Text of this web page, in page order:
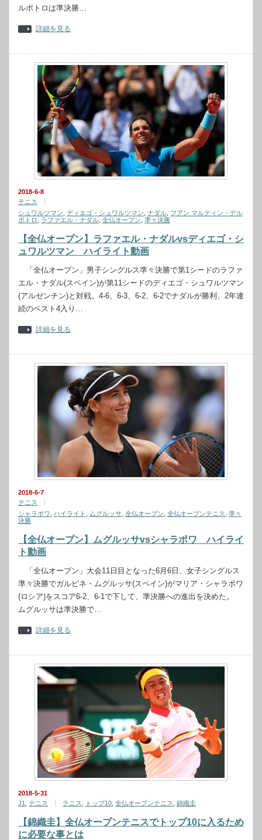
ルポトロは準決勝…
詳細を見る
2018-6-8
テニス
シュワルツマン ディエゴ・シュワルツマン ナダル フアン マルティン・デル
ポトロ
ラファエル・ナダル 全仏オープン 準々決勝
【全仏オープン】ラファエル・ナダルvsディエゴ・シ
ュワルツマン ハイライト動画
「全仏オープン」男子シングルス準々決勝で第1シードのラファ
エル・ナダル(スペイン)が第11シードのディエゴ・シュワルツマン
(アルゼンチン)と対戦。4-6、6-3、6-2、6-2でナダルが勝利、2年連
続のベスト4入り…
詳細を見る
2018-6-7
テニス
シャラポワ ハイライト ムグルッサ 全仏オープン 全仏オープンテニス
準々
決勝
【全仏オープン】ムグルッサvsシャラポワ ハイライ
ト動画
「全仏オープン」大会11日目となった6月6日、女子シングルス
準々決勝でガルビネ・ムグルッサ(スペイン)がマリア・シャラポワ
(ロシア)をスコア6-2、6-1で下して、準決勝への進出を決めた。
ムグルッサは準決勝で…
詳細を見る
2018-5-31
J1
テニス テニス トップ10 全仏オープンテニス 錦織圭
【錦織圭】全仏オープンテニスでトップ10に入るため
に必要な事とは